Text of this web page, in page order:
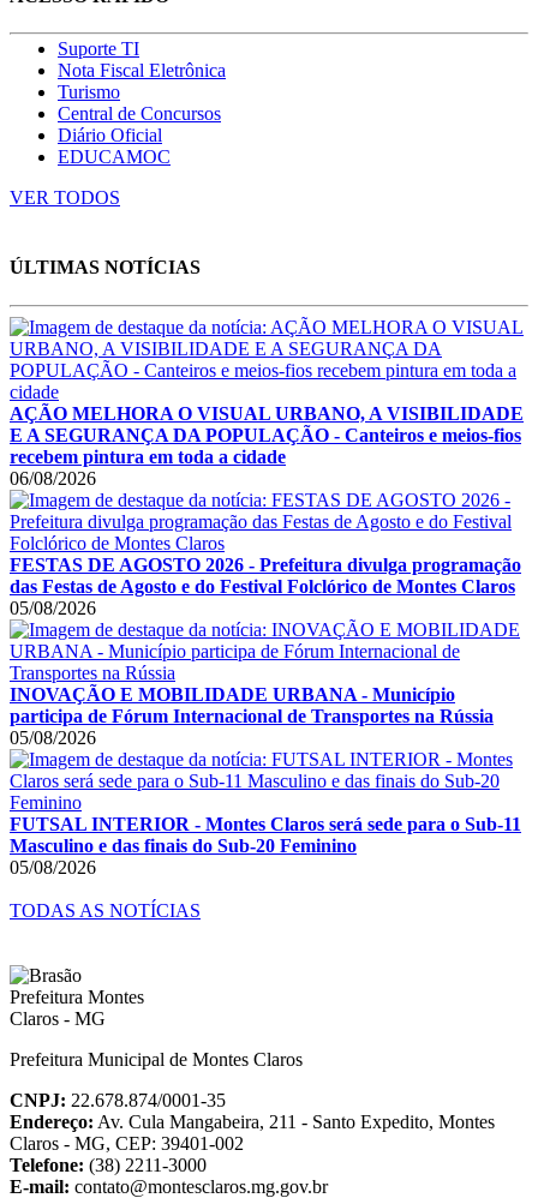
Suporte TI
Nota Fiscal Eletrônica
Turismo
Central de Concursos
Diário Oficial
EDUCAMOC
VER TODOS
ÚLTIMAS NOTÍCIAS
AÇÃO MELHORA O VISUAL URBANO, A VISIBILIDADE
E A SEGURANÇA DA POPULAÇÃO - Canteiros e meios-fios
recebem pintura em toda a cidade
06/08/2026
FESTAS DE AGOSTO 2026 - Prefeitura divulga programação
das Festas de Agosto e do Festival Folclórico de Montes Claros
05/08/2026
INOVAÇÃO E MOBILIDADE URBANA - Município
participa de Fórum Internacional de Transportes na Rússia
05/08/2026
FUTSAL INTERIOR - Montes Claros será sede para o Sub-11
Masculino e das finais do Sub-20 Feminino
05/08/2026
TODAS AS NOTÍCIAS
Prefeitura Municipal de Montes Claros
CNPJ: 22.678.874/0001-35
Endereço: Av. Cula Mangabeira, 211 - Santo Expedito, Montes
Claros - MG, CEP: 39401-002
Telefone: (38) 2211-3000
E-mail: contato@montesclaros.mg.gov.br